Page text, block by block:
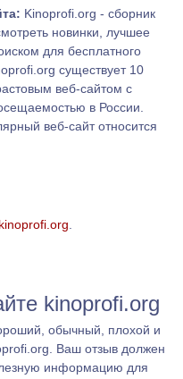
Kinoprofi.org - сборник
новинки, лучшее
для бесплатного
существует 10
веб-сайтом с
в России.
веб-сайт относится
kinoprofi.org
обычный, плохой и
Ваш отзыв должен
информацию для